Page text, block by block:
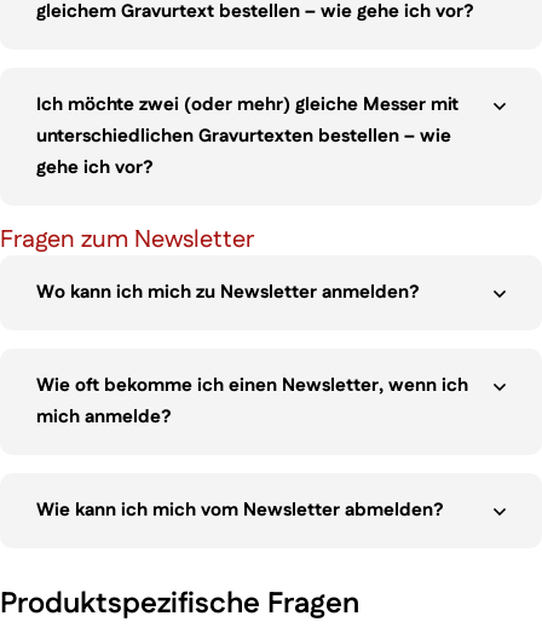
gleichem Gravurtext bestellen – wie gehe ich vor?
Ich möchte zwei (oder mehr) gleiche Messer mit
unterschiedlichen Gravurtexten bestellen – wie
gehe ich vor?
Fragen zum Newsletter
Wo kann ich mich zu Newsletter anmelden?
Wie oft bekomme ich einen Newsletter, wenn ich
mich anmelde?
Wie kann ich mich vom Newsletter abmelden?
Produktspezifische Fragen